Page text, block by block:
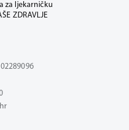
za ljekarničku
ZDRAVLJE